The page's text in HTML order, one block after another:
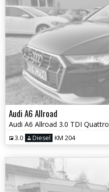
Audi A6 Allroad
Audi A6 Allroad 3.0 TDI Quattro
3.0 Diesel KM 204